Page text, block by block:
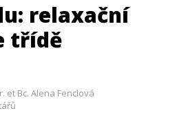
relaxační
třídě
et Bc. Alena Fenclová